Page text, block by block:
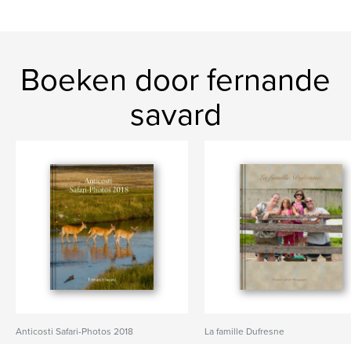
Boeken door fernande
savard
Anticosti Safari-Photos 2018 La famille Dufresne